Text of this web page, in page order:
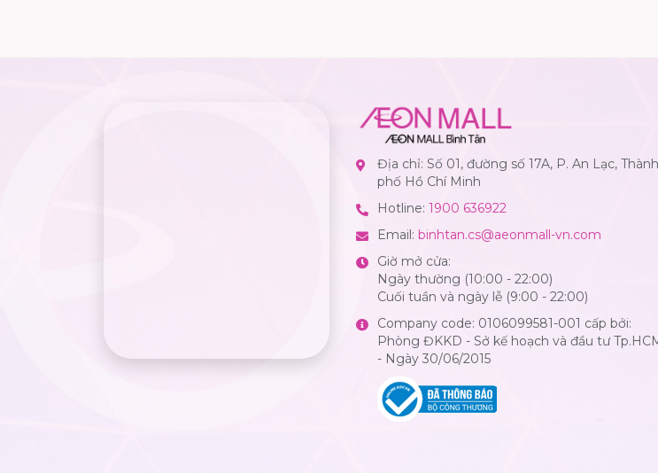
Địa chỉ: Số 01, đường số 17A, P. An Lạc, Thành
phố Hồ Chí Minh
Hotline: 1900 636922
Email: binhtan.cs@aeonmall-vn.com
Giờ mở cửa:
Ngày thường (10:00 - 22:00)
Cuối tuần và ngày lễ (9:00 - 22:00)
Company code: 0106099581-001 cấp bởi:
Phòng ĐKKD - Sở kế hoạch và đầu tư
- Ngày 30/06/2015